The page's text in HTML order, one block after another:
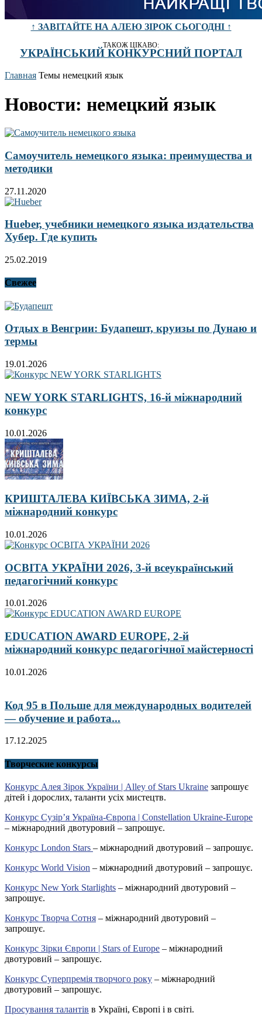
↑ ЗАВІТАЙТЕ НА АЛЕЮ ЗІРОК СЬОГОДНІ ↑
ТАКОЖ ЦІКАВО:
УКРАЇНСЬКИЙ КОНКУРСНИЙ ПОРТАЛ
Главная Темы немецкий язык
Новости: немецкий язык
Самоучитель немецкого языка: преимущества и
методики
27.11.2020
Hueber, учебники немецкого языка издательства
Хубер. Где купить
25.02.2019
Свежее
Отдых в Венгрии: Будапешт, круизы по Дунаю и
термы
19.01.2026
NEW YORK STARLIGHTS, 16-й міжнародний
конкурс
10.01.2026
КРИШТАЛЕВА КИЇВСЬКА ЗИМА, 2-й
міжнародний конкурс
10.01.2026
ОСВІТА УКРАЇНИ 2026, 3-й всеукраїнський
педагогічний конкурс
10.01.2026
EDUCATION AWARD EUROPE, 2-й
міжнародний конкурс педагогічної майстерності
10.01.2026
Код 95 в Польше для международных водителей
— обучение и работа...
17.12.2025
Творческие конкурсы
Конкурс Алея Зірок України | Alley of Stars Ukraine запрошує
дітей і дорослих, таланти усіх мистецтв.
Конкурс Сузір’я Україна-Європа | Constellation Ukraine-Europe
– міжнародний двотуровий – запрошує.
Конкурс London Stars – міжнародний двотуровий – запрошує.
Конкурс World Vision – міжнародний двотуровий – запрошує.
Конкурс New York Starlights – міжнародний двотуровий –
запрошує.
Конкурс Творча Сотня – міжнародний двотуровий –
запрошує.
Конкурс Зірки Європи | Stars of Europe – міжнародний
двотуровий – запрошує.
Конкурс Суперпремія творчого року – міжнародний
двотуровий – запрошує.
Просування талантів в Україні, Європі і в світі.